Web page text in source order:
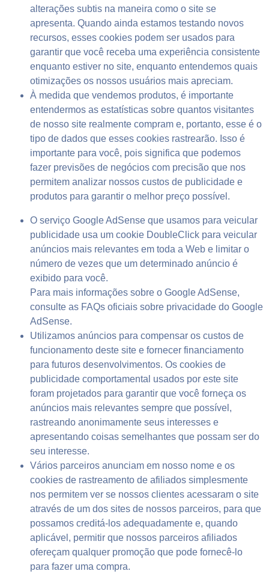
alterações subtis na maneira como o site se
apresenta. Quando ainda estamos testando novos
recursos, esses cookies podem ser usados ​​para
garantir que você receba uma experiência consistente
enquanto estiver no site, enquanto entendemos quais
otimizações os nossos usuários mais apreciam.
À medida que vendemos produtos, é importante
entendermos as estatísticas sobre quantos visitantes
de nosso site realmente compram e, portanto, esse é o
tipo de dados que esses cookies rastrearão. Isso é
importante para você, pois significa que podemos
fazer previsões de negócios com precisão que nos
permitem analizar nossos custos de publicidade e
produtos para garantir o melhor preço possível.
O serviço Google AdSense que usamos para veicular
publicidade usa um cookie DoubleClick para veicular
anúncios mais relevantes em toda a Web e limitar o
número de vezes que um determinado anúncio é
exibido para você.
Para mais informações sobre o Google AdSense,
consulte as FAQs oficiais sobre privacidade do Google
AdSense.
Utilizamos anúncios para compensar os custos de
funcionamento deste site e fornecer financiamento
para futuros desenvolvimentos. Os cookies de
publicidade comportamental usados ​​por este site
foram projetados para garantir que você forneça os
anúncios mais relevantes sempre que possível,
rastreando anonimamente seus interesses e
apresentando coisas semelhantes que possam ser do
seu interesse.
Vários parceiros anunciam em nosso nome e os
cookies de rastreamento de afiliados simplesmente
nos permitem ver se nossos clientes acessaram o site
através de um dos sites de nossos parceiros, para que
possamos creditá-los adequadamente e, quando
aplicável, permitir que nossos parceiros afiliados
ofereçam qualquer promoção que pode fornecê-lo
para fazer uma compra.